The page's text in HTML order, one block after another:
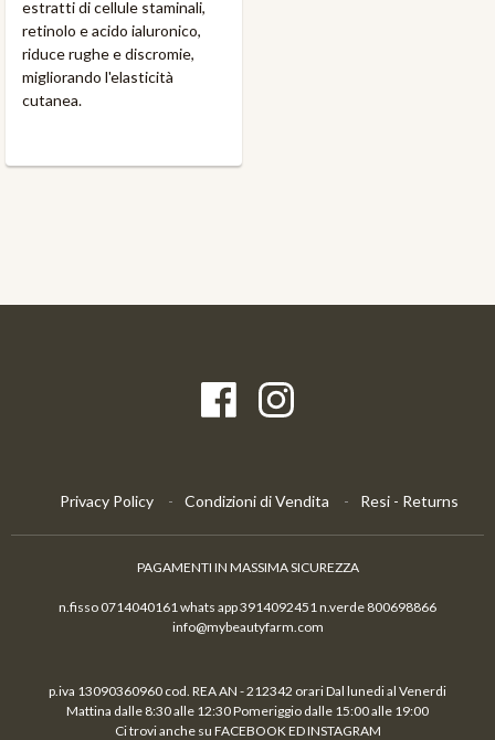
estratti di cellule staminali,
retinolo e acido ialuronico,
riduce rughe e discromie,
migliorando l'elasticità
cutanea.
Privacy Policy Condizioni di Vendita Resi - Returns
PAGAMENTI IN MASSIMA SICUREZZA
n.fisso 0714040161 whats app 3914092451 n.verde 800698866
info@mybeautyfarm.com
p.iva 13090360960 cod. REA AN - 212342 orari Dal lunedi al Venerdi
Mattina dalle 8:30 alle 12:30 Pomeriggio dalle 15:00 alle 19:00
Ci trovi anche su FACEBOOK ED INSTAGRAM